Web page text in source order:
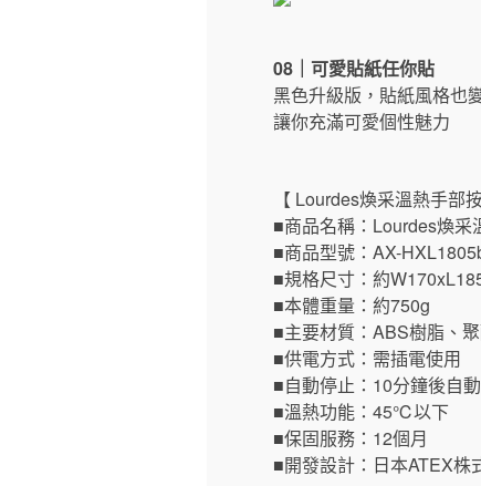
08｜可愛貼紙任你貼
黑色升級版，貼紙風格也
讓你充滿可愛個性魅力
【 Lourdes煥采溫熱手部
■商品名稱：Lourdes煥采
■商品型號：AX-
■規格尺寸：約
■本體重量：約750g
■主要材質：ABS樹脂、
■供電方式：需插電使用
■自動停止：10分鐘後自
■溫熱功能：45℃以下
■保固服務：12個月
■開發設計：日本ATEX株